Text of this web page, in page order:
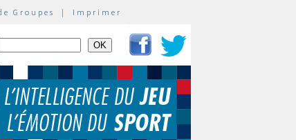
Groupes | Imprimer